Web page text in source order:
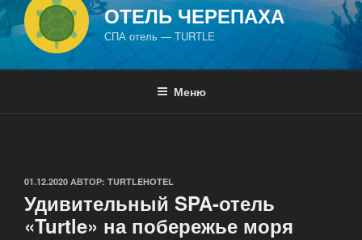
ОТЕЛЬ ЧЕРЕПАХА
СПА отель — TURTLE
Меню
ОПУБЛИКОВАНО
01.12.2020 АВТОР: TURTLEHOTEL
Удивительный SPA-отель
«Turtle» на побережье моря